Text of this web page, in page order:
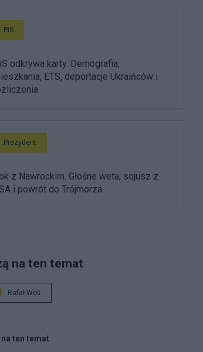
PiS
odkrywa karty. Demografia,
ETS, deportacje Ukraińców i
Prezydent
z Nawrockim. Głośne weta, sojusz z
i powrót do Trójmorza
na ten temat
Rafał Woś
ten temat